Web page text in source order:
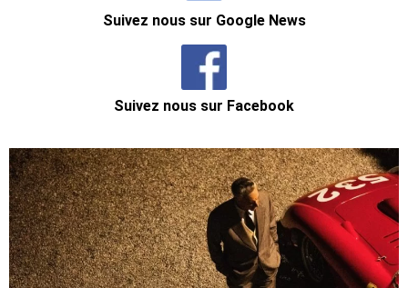
Suivez nous sur Google News
Suivez nous sur Facebook